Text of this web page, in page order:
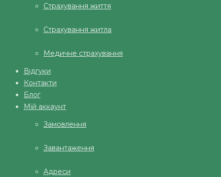
Страхування життя
Страхування житла
Медичне страхування
Відгуки
Контакти
Блог
Мій аккаунт
Замовлення
Завантаження
Адреси